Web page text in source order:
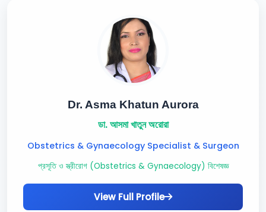
Dr. Asma Khatun Aurora
ডা. আসমা খাতুন অরোরা
Obstetrics & Gynaecology Specialist & Surgeon
প্রসূতি ও স্ত্রীরোগ (Obstetrics & Gynaecology) বিশেষজ্ঞ
View Full Profile